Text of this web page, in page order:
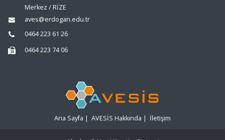
Merkez / RİZE
aves@erdogan.edu.tr
0464 223 61 26
0464 223 74 06
Ana Sayfa | AVESİS Hakkında | İletişim